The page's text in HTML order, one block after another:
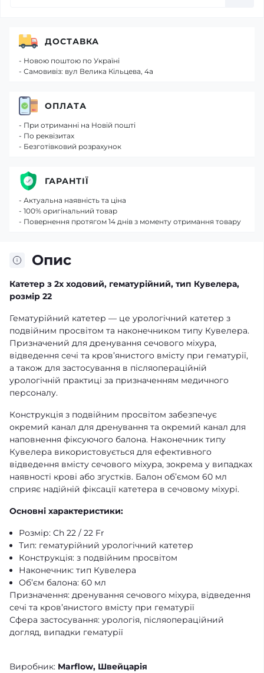
Опис
Катетер з 2х ходовий, гематурійний, тип Кувелера,
розмір 22
Гематурійний катетер — це урологічний катетер з
подвійним просвітом та наконечником типу Кувелера.
Призначений для дренування сечового міхура,
відведення сечі та кров’янистого вмісту при гематурії,
а також для застосування в післяопераційній
урологічній практиці за призначенням медичного
персоналу.
Конструкція з подвійним просвітом забезпечує
окремий канал для дренування та окремий канал для
наповнення фіксуючого балона. Наконечник типу
Кувелера використовується для ефективного
відведення вмісту сечового міхура, зокрема у випадках
наявності крові або згустків. Балон об’ємом 60 мл
сприяє надійній фіксації катетера в сечовому міхурі.
Основні характеристики:
Розмір: Ch 22 / 22 Fr
Тип: гематурійний урологічний катетер
Конструкція: з подвійним просвітом
Наконечник: тип Кувелера
Об’єм балона: 60 мл
Призначення: дренування сечового міхура, відведення
сечі та кров’янистого вмісту при гематурії
Сфера застосування: урологія, післяопераційний
догляд, випадки гематурії
Виробник: Marflow, Швейцарія
ДОСТАВКА
- Новою поштою по Україні
- Самовивіз: вул Велика Кільцева, 4а
ОПЛАТА
- При отриманні на Новій пошті
- По реквізитах
- Безготівковий розрахунок
ГАРАНТІЇ
- Актуальна наявність та ціна
- 100% оригінальний товар
- Повернення протягом 14 днів з моменту отримання товару